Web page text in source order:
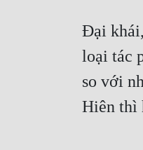
Đại
loại tác
so với
Hiên thì